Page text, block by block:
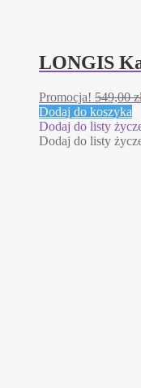
LONGIS
Promocja! 549,00
Dodaj do koszyka
Dodaj do listy
Dodaj do listy